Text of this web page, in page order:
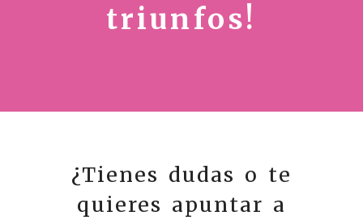
triunfos!
¿Tienes dudas o te
quieres apuntar a